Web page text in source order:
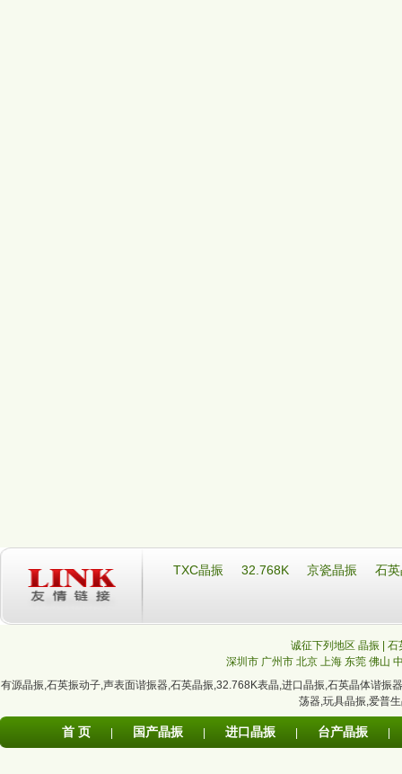
TXC晶振 32.768K 京瓷晶振 石
诚征下列地区 晶振 |
深圳市 广州市 北京 上海 东莞 佛山
有源晶振,石英振动子,声表面谐振器,石英晶振,32.768K表晶,进口晶振,石英晶体谐振器
荡器,玩具晶振,爱普
首 页 国产晶振 进口晶振 台产晶振